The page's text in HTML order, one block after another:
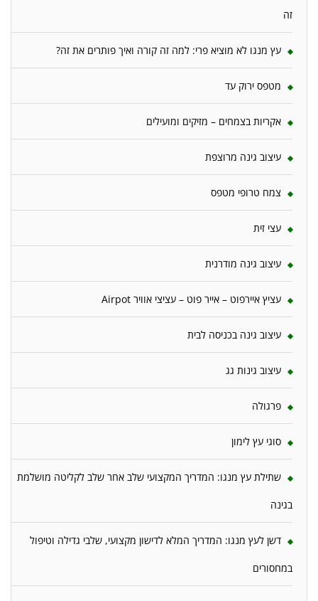
זה
עץ מנגו לא מוציא פרי: למה זה קורה ואיך פותרים את זה?
מטפס ירוק עד
אקריות בצמחים – מזיקים ומועילים
עיצוב גינה מרוצפת
צמח טרופי מטפס
עצי זית
עיצוב גינה מודרנית
עציץ איירפוט – אייר פוט – עציצי אוויר Airpot
עיצוב גינה בכניסה לבית
עיצוב גינות גג
פרגולה
סוגי עץ לימון
שתילת עץ מנגו: המדריך המקצועי שלב אחר שלב לקליטה מושלמת
בגינה
דשן לעץ מנגו: המדריך המלא לדישון מקצועי, שלבי גדילה וטיפול
במחסורים